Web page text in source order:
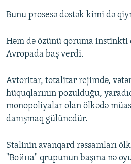
Bunu prosesə dəstək kimi də
Həm də özünü qoruma instinkti
Avropada baş verdi.
Avtoritar, totalitar rejimdə,
hüquqlarının pozulduğu,
monopoliyalar olan ölkədə
danışmaq gülüncdür.
Stalinin avanqard rəssamları
"Война" qrupunun başına nə